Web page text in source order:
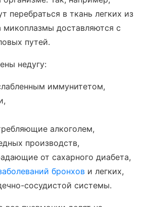
перебраться в ткань легких из
микоплазмы доставляются с
путей.
недугу:
иммунитетом,
алкоголем,
производств,
от сахарного диабета,
бронхов и легких,
сосудистой системы.